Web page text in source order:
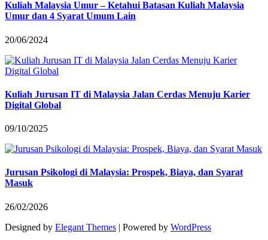
Kuliah Malaysia Umur – Ketahui Batasan Kuliah Malaysia
Umur dan 4 Syarat Umum Lain
20/06/2024
Kuliah Jurusan IT di Malaysia Jalan Cerdas Menuju Karier
Digital Global
09/10/2025
Jurusan Psikologi di Malaysia: Prospek, Biaya, dan Syarat
Masuk
26/02/2026
Designed by Elegant Themes | Powered by WordPress